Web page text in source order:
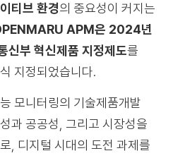
티브 환경의 중요성이 커지는
APM은 2024년
신부 혁신제품 지정제도를
지정되었습니다.
모니터링의 기술제품개발
과 공공성, 그리고 시장성을
, 디지털 시대의 도전 과제를